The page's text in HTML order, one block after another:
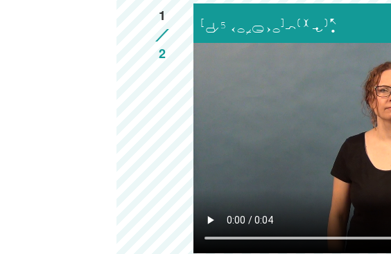
1
2
